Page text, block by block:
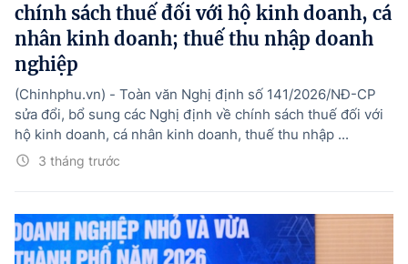
Ocop và chuỗi giá trị Nông sản
Kinh tế tư nhân
Doanh nghiệp dân tộc
Khác
Video
chính sách thuế đối với hộ kinh doanh, cá
nhân kinh doanh; thuế thu nhập doanh
nghiệp
3 tháng trước
(Chinhphu.vn) - Toàn văn Nghị định số 141/2026/NĐ-CP
sửa đổi, bổ sung các Nghị định về chính sách thuế đối với
hộ kinh doanh, cá nhân kinh doanh, thuế thu nhập ...